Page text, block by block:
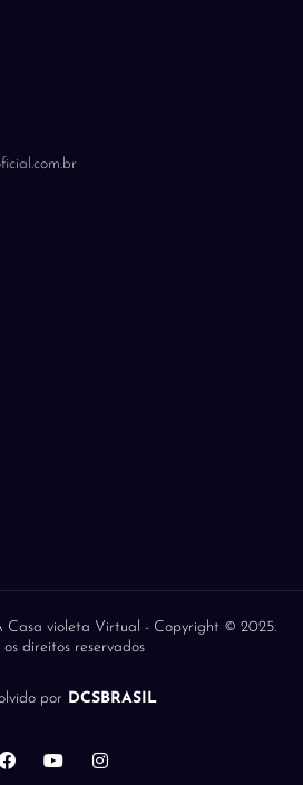
Casa violeta Virtual - Copyright © 2025.
os direitos reservados
porDCSBRASIL
F
a
Y
o
I
n